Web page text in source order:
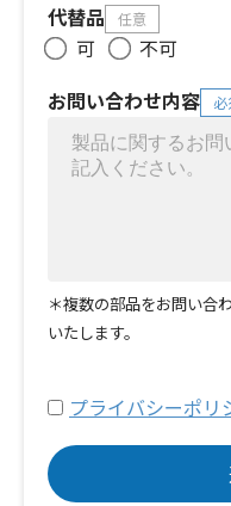
代替品 任意
可
不可
お問い合わせ内容
＊複数の部品をお問い合
いたします。
プライバシーポリ